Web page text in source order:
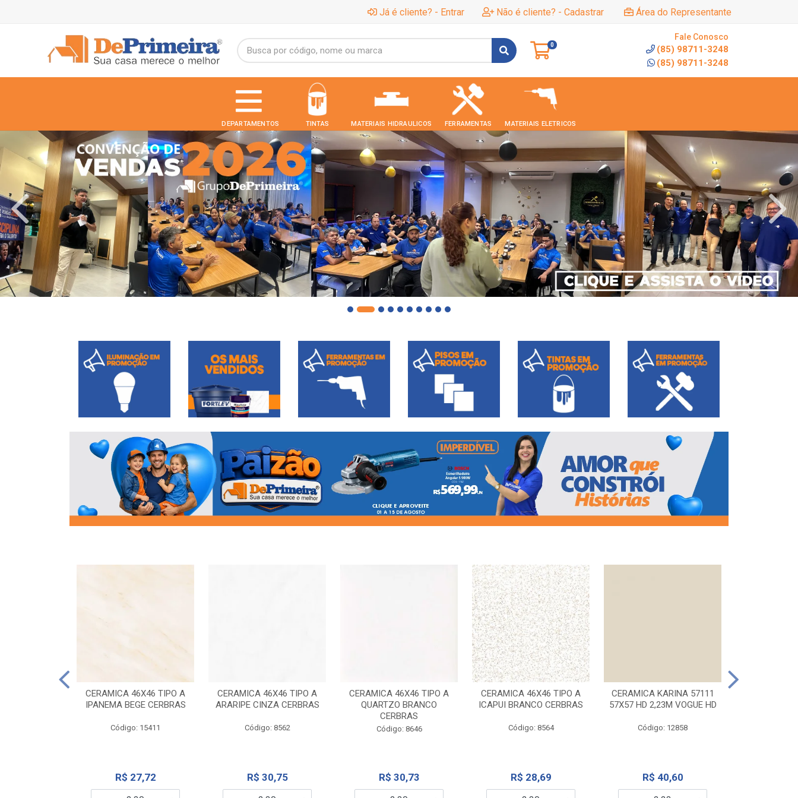
Já é cliente? - Entrar Não é cliente? - Cadastrar Área do Representante
0
Fale Conosco
(85) 98711-3248
(85) 98711-3248
DEPARTAMENTOS TINTAS MATERIAIS HIDRAULICOS FERRAMENTAS MATERIAIS ELETRICOS
CERAMICA 46X46 TIPO A
IPANEMA BEGE CERBRAS
Código: 15411
R$ 27,72
CERAMICA 46X46 TIPO A
ARARIPE CINZA CERBRAS
Código: 8562
R$ 30,75
CERAMICA 46X46 TIPO A
QUARTZO BRANCO
CERBRAS
Código: 8646
R$ 30,73
CERAMICA 46X46 TIPO A
ICAPUI BRANCO CERBRAS
Código: 8564
R$ 28,69
CERAMICA KARINA 57111
57X57 HD 2,23M VOGUE HD
Código: 12858
R$ 40,60